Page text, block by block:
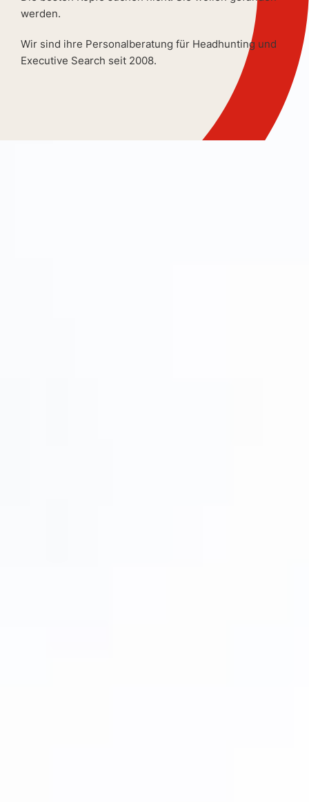
werden.
Wir sind ihre Personalberatung für Headhunting und
Executive Search seit 2008.